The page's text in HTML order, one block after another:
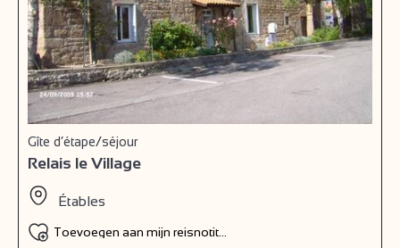
Gîte d’étape/séjour
Relais le Village
Étables
Toevoegen aan mijn reisnotitieboek